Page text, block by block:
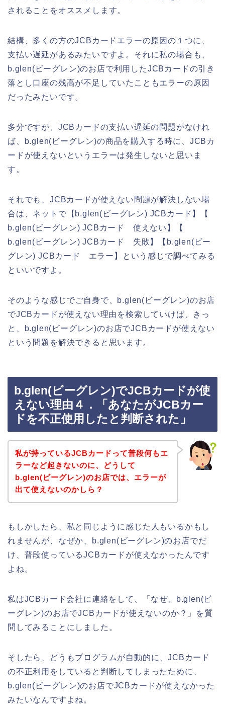
されることをオススメします。
結構、多くの方のJCBカードエラーの原因の１つに、
支払い遅延があるみたいですよ。それに私の場合も、
b.glen(ビーグレン)のお店で利用したJCBカードの引き
落とし口座の残高が不足していたこともエラーの原因
だったみたいです。
多分ですが、JCBカードの支払い遅延の問題がなけれ
ば、b.glen(ビーグレン)の商品を購入する時に、JCBカ
ードが使えないというエラーは発生しないと思いま
す。
それでも、JCBカードが使えない問題が解決しない場
合は、ネットで【b.glen(ビーグレン) JCBカード】【
b.glen(ビーグレン) JCBカード 使えない】【
b.glen(ビーグレン) JCBカード 失敗】【b.glen(ビー
グレン) JCBカード エラー】という感じで調べてみる
といいですよ。
そのような感じでご自身で、b.glen(ビーグレン)のお店
でJCBカードが使えない理由を検索していけば、きっ
と、b.glen(ビーグレン)のお店でJCBカードが使えない
という問題を解決できると思います。
b.glen(ビーグレン)でJCBカードが使
えない理由４．「あなたがJCBカー
ドを不正使用したと判断された」
私が持っているJCBカードって普段何もエ
ラーなど起きないのに、どうして
b.glen(ビーグレン)のお店では、エラーが
出て使えないのかしら？
もしかしたら、私と同じように感じた人もいるかもし
れませんが、なぜか、b.glen(ビーグレン)のお店でだ
け、普段使っているJCBカードが使えなかったんです
よね。
私はJCBカード会社に連絡をして、「なぜ、b.glen(ビ
ーグレン)のお店でJCBカードが使えないのか？」を質
問してみることにしました。
そしたら、どうもプログラムが自動的に、JCBカード
の不正利用をしていると判断してしまったために、
b.glen(ビーグレン)のお店でJCBカードが使えなかった
みたいなんですよね。